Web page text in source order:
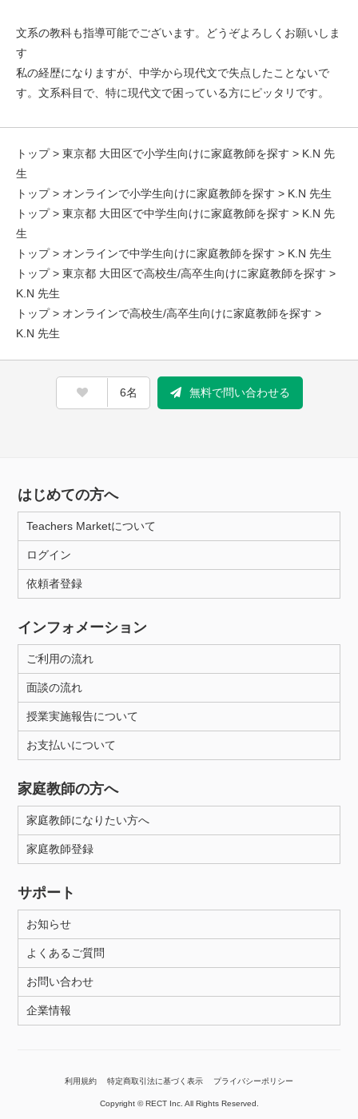
文系の教科も指導可能でございます。どうぞよろしくお願いしま
す
私の経歴になりますが、中学から現代文で失点したことないで
す。文系科目で、特に現代文で困っている方にピッタリです。
トップ> 東京都 大田区で小学生向けに家庭教師を探す > K.N 先
生
トップ> オンラインで小学生向けに家庭教師を探す > K.N 先生
トップ> 東京都 大田区で中学生向けに家庭教師を探す > K.N 先
生
トップ> オンラインで中学生向けに家庭教師を探す > K.N 先生
トップ> 東京都 大田区で高校生/高卒生向けに家庭教師を探す >
K.N 先生
トップ> オンラインで高校生/高卒生向けに家庭教師を探す >
K.N 先生
6名 無料で問い合わせる
はじめての方へ
Teachers Marketについて
ログイン
依頼者登録
インフォメーション
ご利用の流れ
面談の流れ
授業実施報告について
お支払いについて
家庭教師の方へ
家庭教師になりたい方へ
家庭教師登録
サポート
お知らせ
よくあるご質問
お問い合わせ
企業情報
利用規約 特定商取引法に基づく表示 プライバシーポリシー
Copyright © RECT Inc. All Rights Reserved.